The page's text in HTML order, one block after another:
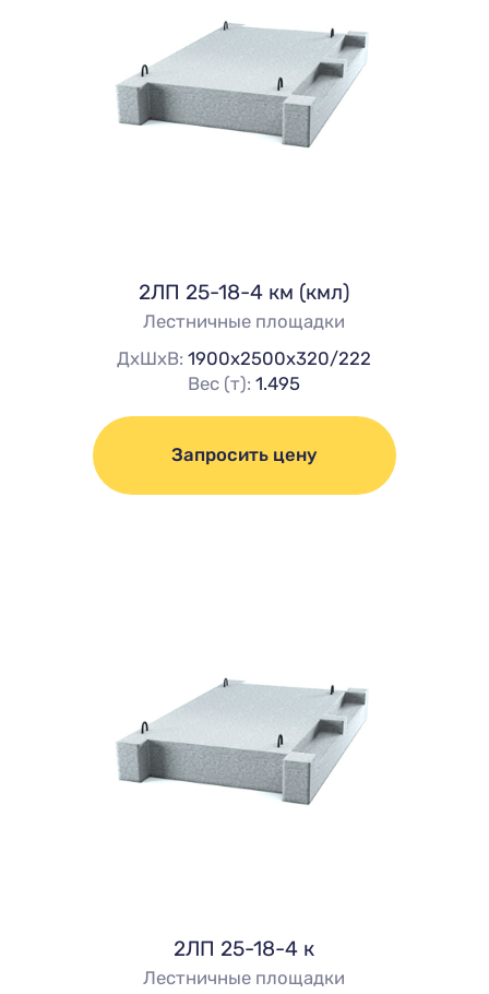
2ЛП 25-18-4 км (кмл)
Лестничные площадки
ДхШхВ:1900х2500х320/222
Вес (т):1.495
Запросить цену
2ЛП 25-18-4 к
Лестничные площадки